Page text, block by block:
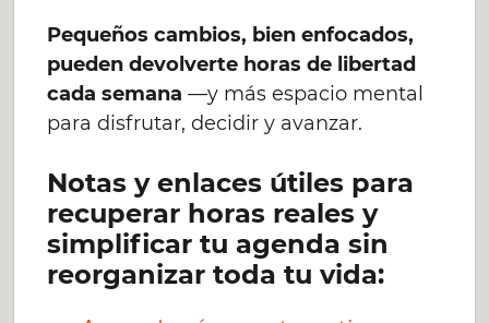
Pequeños cambios, bien enfocados,
pueden devolverte horas de libertad
cada semana —y más espacio mental
para disfrutar, decidir y avanzar.
Notas y enlaces útiles para
recuperar horas reales y
simplificar tu agenda sin
reorganizar toda tu vida: